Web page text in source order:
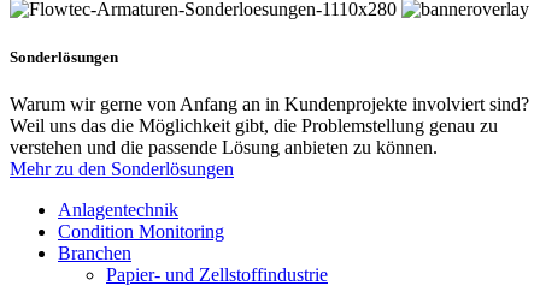
Sonderlösungen
Warum wir gerne von Anfang an in Kundenprojekte involviert sind?
Weil uns das die Möglichkeit gibt, die Problemstellung genau zu
verstehen und die passende Lösung anbieten zu können.
Mehr zu den Sonderlösungen
Anlagentechnik
Condition Monitoring
Branchen
Papier- und Zellstoffindustrie